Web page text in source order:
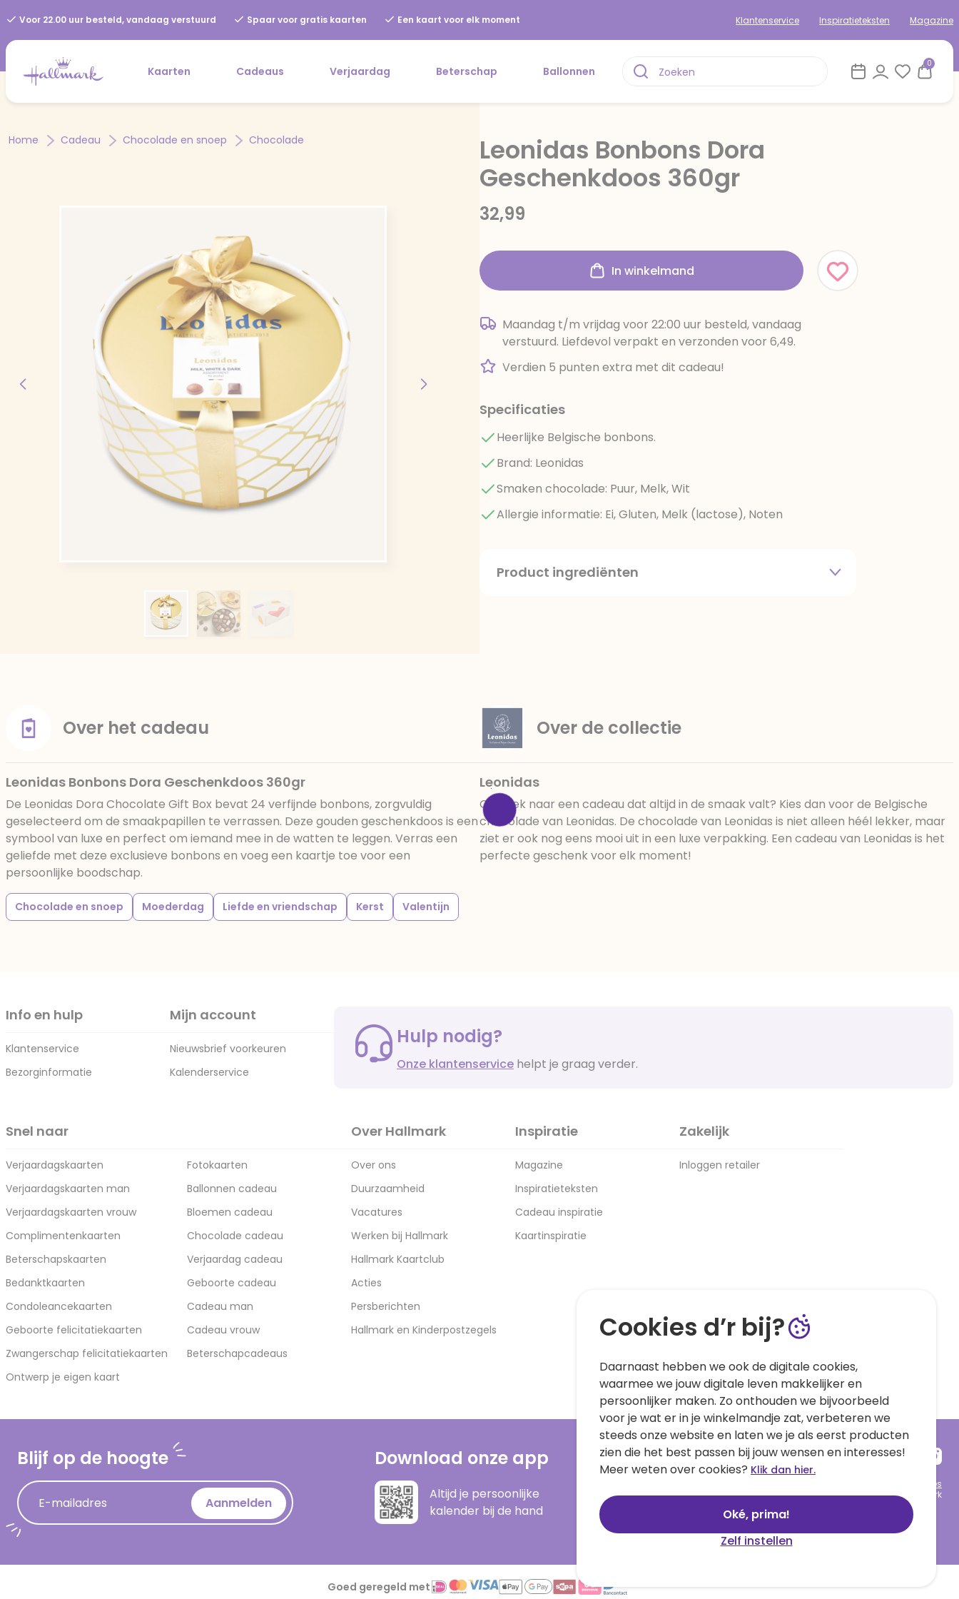
Voor 22.00 uur besteld, vandaag verstuurd Spaar voor gratis kaarten Een kaart voor elk moment Klantenservice Inspiratieteksten Magazine
Kaarten Cadeaus Verjaardag Beterschap Ballonnen
0
Home Cadeau Chocolade en snoep Chocolade
Leonidas Bonbons Dora
Geschenkdoos 360gr
32,99
In winkelmand
Maandag t/m vrijdag voor 22:00 uur besteld, vandaag
verstuurd. Liefdevol verpakt en verzonden voor 6,49.
Verdien 5 punten extra met dit cadeau!
Specificaties
Heerlijke Belgische bonbons.
Brand: Leonidas
Smaken chocolade: Puur, Melk, Wit
Allergie informatie: Ei, Gluten, Melk (lactose), Noten
Product ingrediënten
Over het cadeau
Leonidas Bonbons Dora Geschenkdoos 360gr
De Leonidas Dora Chocolate Gift Box bevat 24 verfijnde bonbons, zorgvuldig
geselecteerd om de smaakpapillen te verrassen. Deze gouden geschenkdoos is een
symbool van luxe en perfect om iemand mee in de watten te leggen. Verras een
geliefde met deze exclusieve bonbons en voeg een kaartje toe voor een
persoonlijke boodschap.
Chocolade en snoep Moederdag Liefde en vriendschap Kerst Valentijn
Over de collectie
Leonidas
Op zoek naar een cadeau dat altijd in de smaak valt? Kies dan voor de Belgische
chocolade van Leonidas. De chocolade van Leonidas is niet alleen héél lekker, maar
ziet er ook nog eens mooi uit in een luxe verpakking. Een cadeau van Leonidas is het
perfecte geschenk voor elk moment!
Info en hulp
Klantenservice
Bezorginformatie
Mijn account
Nieuwsbrief voorkeuren
Kalenderservice
Hulp nodig?
Onze klantenservice helpt je graag verder.
Snel naar
Verjaardagskaarten
Verjaardagskaarten man
Verjaardagskaarten vrouw
Complimentenkaarten
Beterschapskaarten
Bedanktkaarten
Condoleancekaarten
Geboorte felicitatiekaarten
Zwangerschap felicitatiekaarten
Ontwerp je eigen kaart
Fotokaarten
Ballonnen cadeau
Bloemen cadeau
Chocolade cadeau
Verjaardag cadeau
Geboorte cadeau
Cadeau man
Cadeau vrouw
Beterschapcadeaus
Over Hallmark
Over ons
Duurzaamheid
Vacatures
Werken bij Hallmark
Hallmark Kaartclub
Acties
Persberichten
Hallmark en Kinderpostzegels
Inspiratie
Magazine
Inspiratieteksten
Cadeau inspiratie
Kaartinspiratie
Zakelijk
Inloggen retailer
Blijf op de hoogte
E-mailadres Aanmelden
Download onze app
Altijd je persoonlijke
kalender bij de hand
Cookies
© 1999 - 2025 Hallmark
Goed geregeld met
Cookies d’r bij?
Daarnaast hebben we ook de digitale cookies,
waarmee we jouw digitale leven makkelijker en
persoonlijker maken. Zo onthouden we bijvoorbeeld
voor je wat er in je winkelmandje zat, verbeteren we
steeds onze website en laten we je als eerst producten
zien die het best passen bij jouw wensen en interesses!
Meer weten over cookies? Klik dan hier.
Oké, prima!
Zelf instellen